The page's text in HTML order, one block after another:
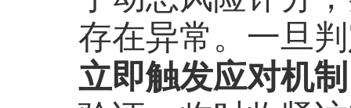
存在异常。一旦
立即触发应对机制